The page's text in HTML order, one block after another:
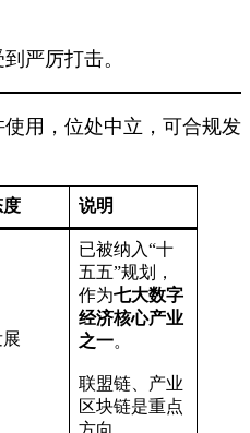
严厉打击。
用，位处中立，可合规发
度 说明
已被纳入“十
五五”规划，
作为七大数字
经济核心产业
之一。
联盟链、产业
区块链是重点